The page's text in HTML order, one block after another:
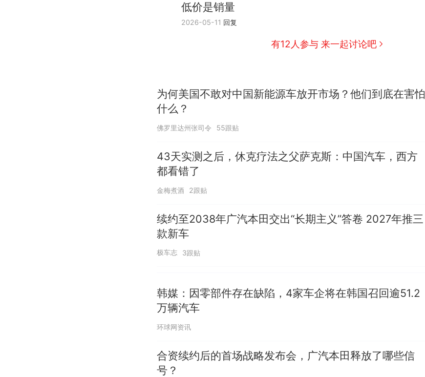
低价是销量
2026-05-11 回复
有12人参与 来一起讨论吧
为何美国不敢对中国新能源车放开市场？他们到底在害怕
什么？
佛罗里达州张司令 55跟贴
43天实测之后，休克疗法之父萨克斯：中国汽车，西方
都看错了
金梅煮酒 2跟贴
续约至2038年广汽本田交出“长期主义”答卷 2027年推三
款新车
极车志 3跟贴
韩媒：因零部件存在缺陷，4家车企将在韩国召回逾51.2
万辆汽车
环球网资讯
合资续约后的首场战略发布会，广汽本田释放了哪些信
号？